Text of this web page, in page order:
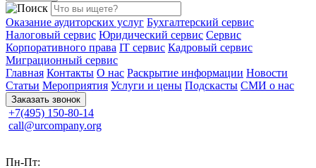
Оказание аудиторских услуг Бухгалтерский сервис
Налоговый сервис Юридический сервис Сервис
Корпоративного права IT сервис Кадровый сервис
Миграционный сервис
Главная Контакты О нас Раскрытие информации Новости
Статьи Мероприятия Услуги и цены Подскасты СМИ о нас
Заказать звонок
+7(495) 150-80-14
call@urcompany.org
Пн-Пт: